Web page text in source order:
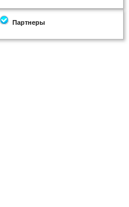
Партнеры